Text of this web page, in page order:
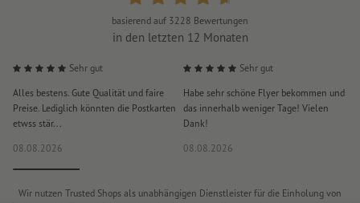
basierend auf 3228 Bewertungen
in den letzten 12 Monaten
Sehr gut
Alles bestens. Gute Qualität und faire
Preise. Lediglich könnten die Postkarten
etwss stär...
08.08.2026
Sehr gut
Habe sehr schöne Flyer bekommen und
das innerhalb weniger Tage! Vielen
Dank!
08.08.2026
Wir nutzen Trusted Shops als unabhängigen Dienstleister für die Einholung von